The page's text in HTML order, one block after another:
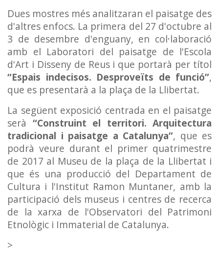
Dues mostres més analitzaran el paisatge des
d'altres enfocs. La primera del 27 d'octubre al
3 de desembre d'enguany, en col·laboració
amb el Laboratori del paisatge de l'Escola
d'Art i Disseny de Reus i que portarà per títol
“Espais indecisos. Desproveïts de funció”,
que es presentarà a la plaça de la Llibertat.
La següent exposició centrada en el paisatge
serà “Construint el territori. Arquitectura
tradicional i paisatge a Catalunya”, que es
podrà veure durant el primer quatrimestre
de 2017 al Museu de la plaça de la Llibertat i
que és una producció del Departament de
Cultura i l'Institut Ramon Muntaner, amb la
participació dels museus i centres de recerca
de la xarxa de l'Observatori del Patrimoni
Etnològic i Immaterial de Catalunya.
>